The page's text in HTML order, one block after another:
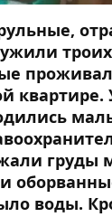
квартире.
груды
воды.